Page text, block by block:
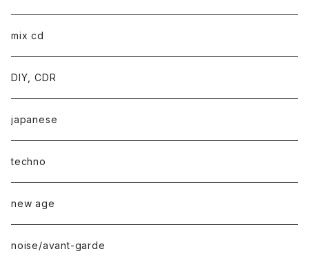
mix cd
DIY, CDR
japanese
techno
new age
noise/avant-garde